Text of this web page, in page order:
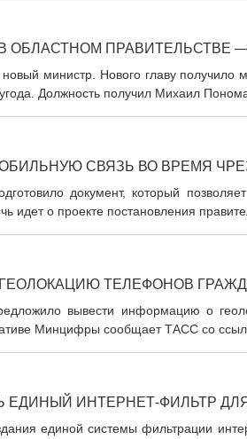
ОБЛАСТНОМ ПРАВИТЕЛЬСТВЕ
министр. Нового главу получило
Должность получил Михаил
СВЯЗЬ ВО ВРЕМЯ
документ, который
идет о проекте постановления
ТЕЛЕФОНОВ
вывести информацию о
Минцифры сообщает ТАСС со
ИНТЕРНЕТ-ФИЛЬТР
единой системы фильтрации